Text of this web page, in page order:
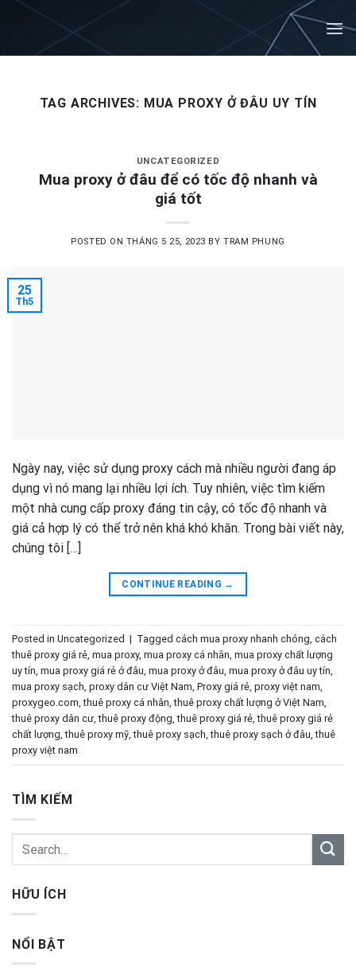
Skip
content
TAG ARCHIVES: MUA PROXY Ở ĐÂU UY TÍN
UNCATEGORIZED
Mua proxy ở đâu để có tốc độ nhanh và
giá tốt
POSTED ON THÁNG 5 25, 2023 BYTRAM PHUNG
25
Th5
Ngày nay, việc sử dụng proxy cách mà nhiều người đang áp
dụng vì nó mang lại nhiều lợi ích. Tuy nhiên, việc tìm kiếm
một nhà cung cấp proxy đáng tin cậy, có tốc độ nhanh và
giá cả hợp lý có thể trở nên khá khó khăn. Trong bài viết này,
chúng tôi […]
CONTINUE READING →
Posted in Uncategorized | Tagged cách mua proxy nhanh chóng cách
thuê proxy giá rẻ mua proxy, mua proxy cá nhân mua proxy chất lượng
uy tín mua proxy giá rẻ ở đâu mua proxy ở đâu mua proxy ở đâu uy tín
mua proxy sạch proxy dân cư Việt Nam Proxy giá rẻ proxy việt nam
proxygeo.com ,thuê proxy cá nhân ,thuê proxy chất lượng ở Việt Nam
thuê proxy dân cư ,thuê proxy động ,thuê proxy giá rẻ ,thuê proxy giá rẻ
chất lượng ,thuê proxy mỹ ,thuê proxy sạch ,thuê proxy sạch ở đâu ,thuê
proxy việt nam
TÌM KIẾM
HỮU ÍCH
NỔI BẬT